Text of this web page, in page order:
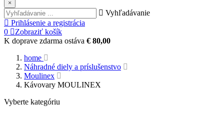
×
Vyhľadávanie
Prihlásenie a registrácia
0
Zobraziť košík
K doprave zdarma ostáva € 80,00
home
Náhradné diely a príslušenstvo
Moulinex
Kávovary MOULINEX
Vyberte kategóriu